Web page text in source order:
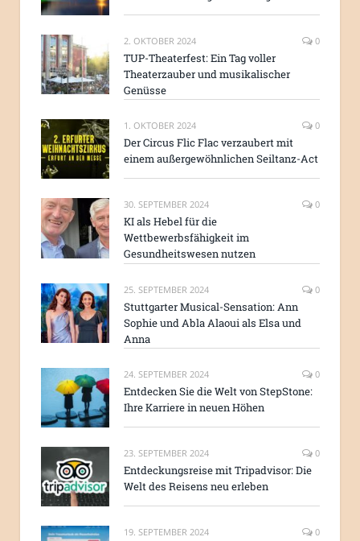
2. OKTOBER 2024 0
TUP-Theaterfest: Ein Tag voller
Theaterzauber und musikalischer
Genüsse
1. OKTOBER 2024 0
Der Circus Flic Flac verzaubert mit
einem außergewöhnlichen Seiltanz-Act
30. SEPTEMBER 2024 0
KI als Hebel für die
Wettbewerbsfähigkeit im
Gesundheitswesen nutzen
25. SEPTEMBER 2024 0
Stuttgarter Musical-Sensation: Ann
Sophie und Abla Alaoui als Elsa und
Anna
24. SEPTEMBER 2024 0
Entdecken Sie die Welt von StepStone:
Ihre Karriere in neuen Höhen
23. SEPTEMBER 2024 0
Entdeckungsreise mit Tripadvisor: Die
Welt des Reisens neu erleben
19. SEPTEMBER 2024 0